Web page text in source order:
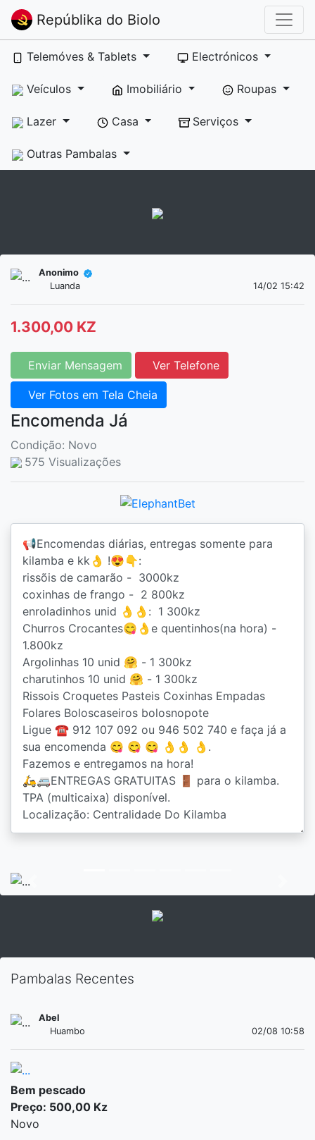
Repúblika do Biolo
Telemóves & Tablets Electrónicos
Veículos Imobiliário Roupas
Lazer Casa Serviços
Outras Pambalas
Anonimo
Luanda
14/02 15:42
1.300,00 KZ
Enviar Mensagem Ver Telefone
Ver Fotos em Tela Cheia
Encomenda Já
Condição: Novo
575 Visualizações
Pambalas Recentes
Abel
Huambo
02/08 10:58
Bem pescado
Preço: 500,00 Kz
Novo